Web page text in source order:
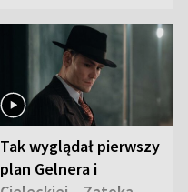
Tak wyglądał pierwszy
plan Gelnera i